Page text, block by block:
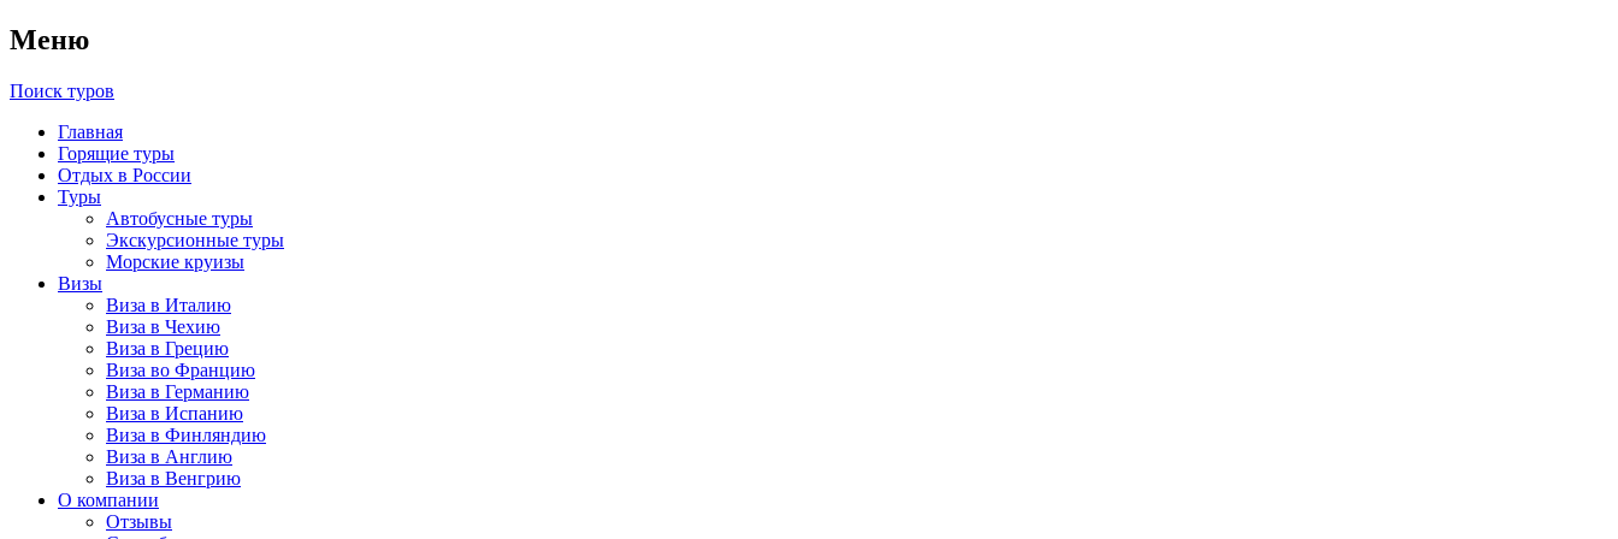
Меню
Поиск туров
Главная
Горящие туры
Отдых в России
Туры
Автобусные туры
Экскурсионные туры
Морские круизы
Визы
Виза в Италию
Виза в Чехию
Виза в Грецию
Виза во Францию
Виза в Германию
Виза в Испанию
Виза в Финляндию
Виза в Англию
Виза в Венгрию
О компании
Отзывы